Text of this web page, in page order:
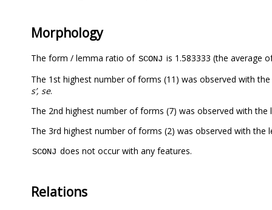
Morphology
The form / lemma ratio of SCONJ is 1.583333 (the average
The 1st highest number of forms (11) was observed with the
s’, se.
The 2nd highest number of forms (7) was observed with the
The 3rd highest number of forms (2) was observed with the
SCONJ does not occur with any features.
Relations